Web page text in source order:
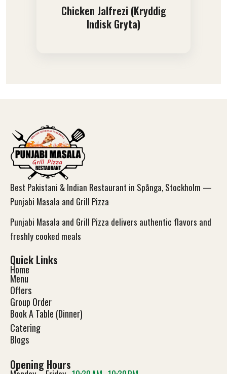
Chicken Jalfrezi (Kryddig
Indisk Gryta)
Best Pakistani & Indian Restaurant in Spånga, Stockholm —
Punjabi Masala and Grill Pizza
Punjabi Masala and Grill Pizza delivers authentic flavors and
freshly cooked meals
Quick Links
Home
Menu
Offers
Group Order
Book A Table (Dinner)
Catering
Blogs
Opening Hours